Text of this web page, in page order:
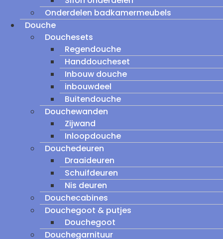
Onderdelen badkamermeubels
Douche
Douchesets
Regendouche
Handdoucheset
Inbouw douche
inbouwdeel
Buitendouche
Douchewanden
Zijwand
Inloopdouche
Douchedeuren
Draaideuren
Schuifdeuren
Nis deuren
Douchecabines
Douchegoot & putjes
Douchegoot
Douchegarnituur